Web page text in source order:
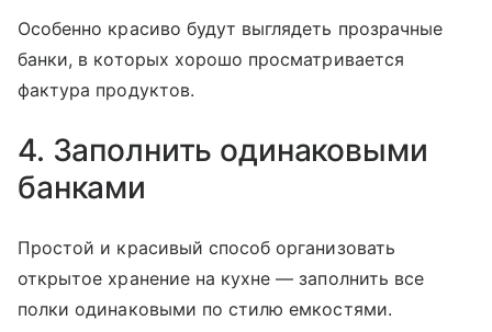
Особенно красиво будут выглядеть прозрачные
банки, в которых хорошо просматривается
фактура продуктов.
4. Заполнить одинаковыми
банками
Простой и красивый способ организовать
открытое хранение на кухне — заполнить все
полки одинаковыми по стилю емкостями.